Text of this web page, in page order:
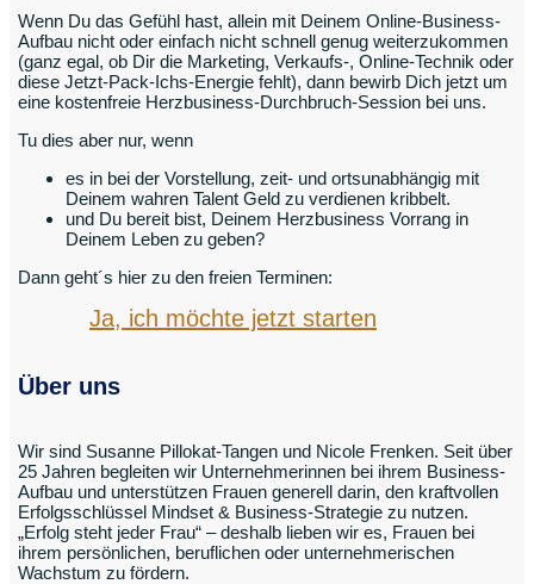
Wenn Du das Gefühl hast, allein mit Deinem Online-Business-
Aufbau nicht oder einfach nicht schnell genug weiterzukommen
(ganz egal, ob Dir die Marketing, Verkaufs-, Online-Technik oder
diese Jetzt-Pack-Ichs-Energie fehlt), dann bewirb Dich jetzt um
eine kostenfreie Herzbusiness-Durchbruch-Session bei uns.
Tu dies aber nur, wenn
es in bei der Vorstellung, zeit- und ortsunabhängig mit
Deinem wahren Talent Geld zu verdienen kribbelt.
und Du bereit bist, Deinem Herzbusiness Vorrang in
Deinem Leben zu geben?
Dann geht´s hier zu den freien Terminen:
Ja, ich möchte jetzt starten
Über uns
Wir sind Susanne Pillokat-Tangen und Nicole Frenken. Seit über
25 Jahren begleiten wir Unternehmerinnen bei ihrem Business-
Aufbau und unterstützen Frauen generell darin, den kraftvollen
Erfolgsschlüssel Mindset & Business-Strategie zu nutzen.
„Erfolg steht jeder Frau“ – deshalb lieben wir es, Frauen bei
ihrem persönlichen, beruflichen oder unternehmerischen
Wachstum zu fördern.